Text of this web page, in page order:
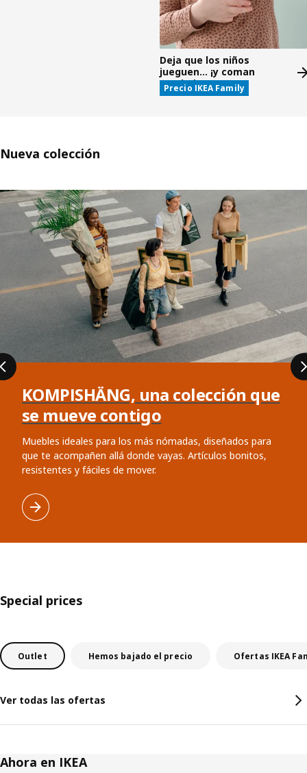
Deja que los niños
jueguen... ¡y coman
gratis!*
Precio IKEA Family
Nueva colección
Saltar listado
KOMPISHÄNG, una colección que
se mueve contigo
Muebles ideales para los más nómadas, diseñados para
que te acompañen allá donde vayas. Artículos bonitos,
resistentes y fáciles de mover.
Special prices
Outlet Hemos bajado el precio Ofertas IKEA
Ver todas las ofertas
Ahora en IKEA